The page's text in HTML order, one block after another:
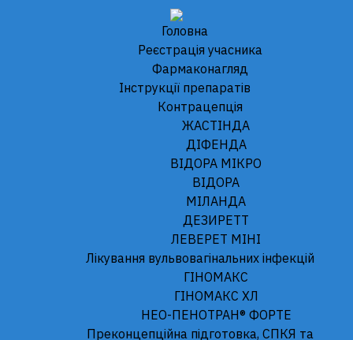
Головна
Реєстрація учасника
Фармаконагляд
Iнструкції препаратів
Контрацепція
ЖАСТІНДА
ДІФЕНДА
ВІДОРА МІКРО
ВІДОРА
МІЛАНДА
ДЕЗИРЕТТ
ЛЕВЕРЕТ МІНІ
Лікування вульвовагінальних інфекцій
ГІНОМАКС
ГІНОМАКС XЛ
НЕО-ПЕНОТРАН® ФОРТЕ
Преконцепційна підготовка, СПКЯ та
Логін
Доступ до цього розділу дозволений лише
зареєстрованим користувачам.
Будь ласка увійдіть або зареєструйтеся.
Only fill in if you are not human